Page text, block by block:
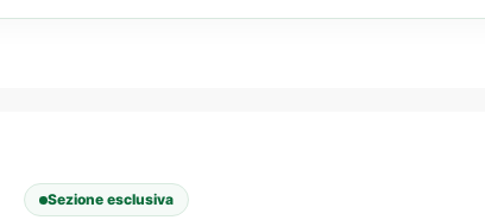
Sezione esclusiva